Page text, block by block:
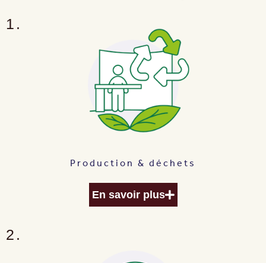
1.
Production & déchets
En savoir plus
2.